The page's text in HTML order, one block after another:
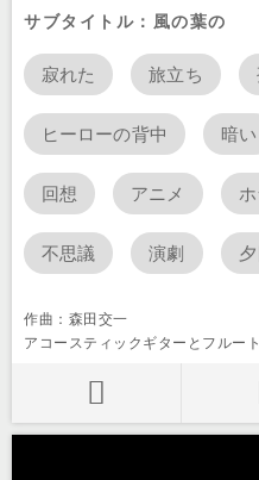
サブタイトル：風の葉の
寂れた 旅立ち
ヒーローの背中 暗い
回想 アニメ
不思議 演劇
作曲：森田交一
アコースティックギターとフルー